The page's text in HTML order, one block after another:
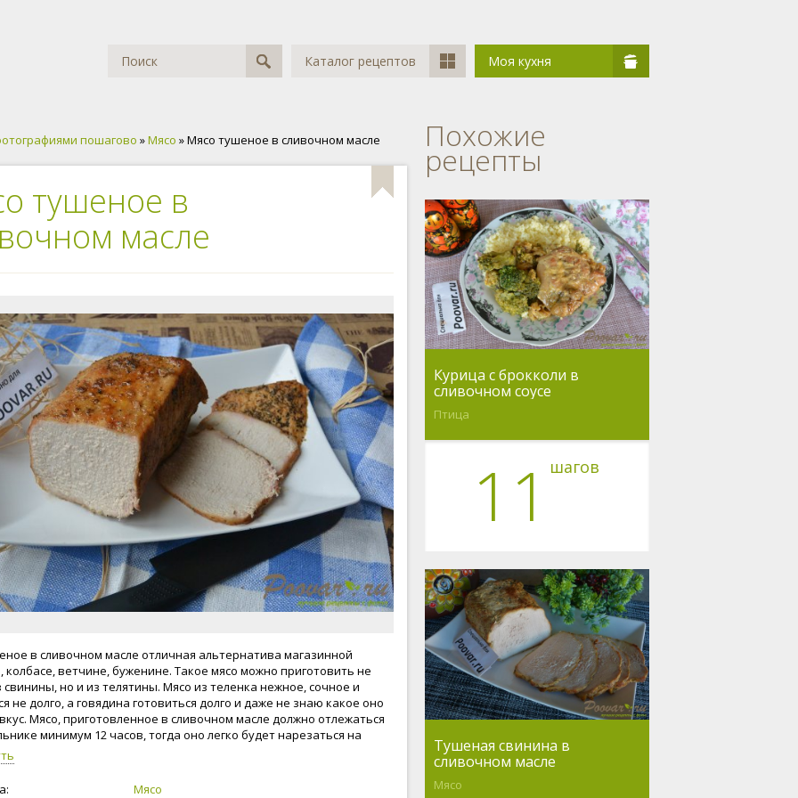
Каталог рецептов Моя кухня
пошагово »Мясо » Мясо тушеное в сливочном масле
тушеное в
масле
в сливочном масле отличная альтернатива магазинной
колбасе, ветчине, буженине. Такое мясо можно приготовить не
свинины, но и из телятины. Мясо из теленка нежное, сочное и
не долго, а говядина готовиться долго и даже не знаю какое оно
Мясо, приготовленное в сливочном масле должно отлежаться
минимум 12 часов, тогда оно легко будет нарезаться на
и вкус у него улучшиться, так как готовлю я очень часто
рецепту и знаю, что говорю. Храниться такое мясо в плотной
холодильнике до 2 недель. Именно этот кусок мяса уехал в
Мясо
Похожие
рецепты
Курица с брокколи в
сливочном соусе
Птица
11 шагов
Тушеная свинина в
сливочном масле
Мясо